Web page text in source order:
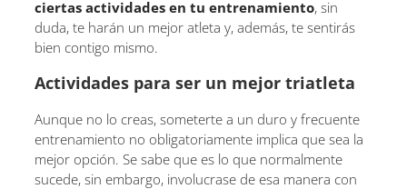
ciertas actividades en tu entrenamiento, sin
duda, te harán un mejor atleta y, además, te sentirás
bien contigo mismo.
Actividades para ser un mejor triatleta
Aunque no lo creas, someterte a un duro y frecuente
entrenamiento no obligatoriamente implica que sea la
mejor opción. Se sabe que es lo que normalmente
sucede, sin embargo, involucrase de esa manera con